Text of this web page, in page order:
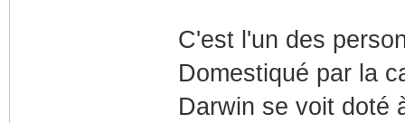
C'est l'un des
Domestiqué par la
Darwin se voit doté